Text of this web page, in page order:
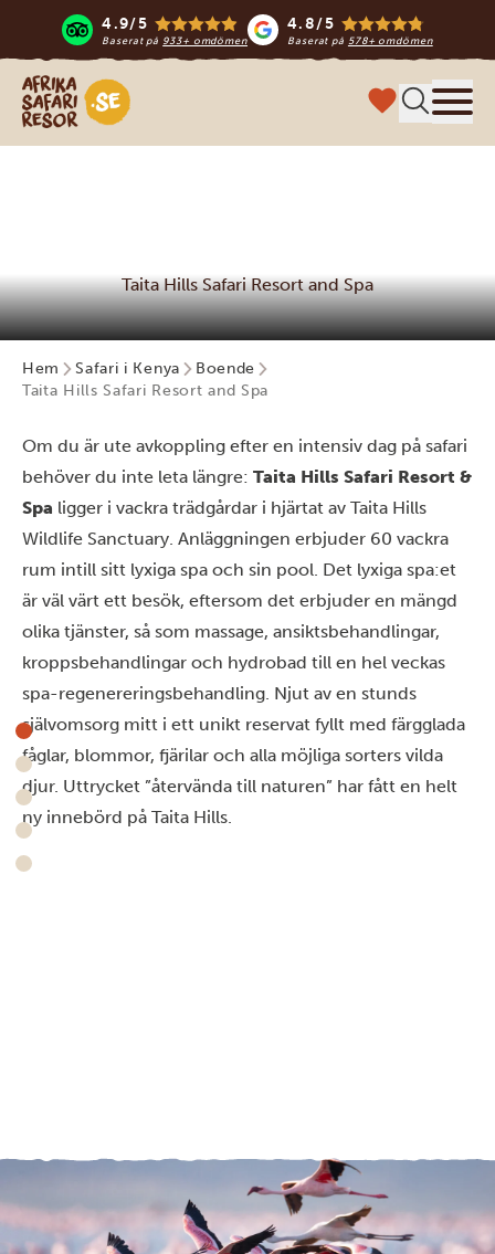
4.9/5
Baserat på 933+ omdömen
4.8/5
Baserat på 578+ omdömen
Safari-resor i Afrika
Taita Hills Safari Resort and Spa
Hem Safari i Kenya
Boende
Taita Hills Safari Resort and Spa
Om du är ute avkoppling efter en intensiv dag på safari
behöver du inte leta längre: Taita Hills Safari Resort &
Spa ligger i vackra trädgårdar i hjärtat av Taita Hills
Wildlife Sanctuary. Anläggningen erbjuder 60 vackra
rum intill sitt lyxiga spa och sin pool. Det lyxiga spa:et
är väl värt ett besök, eftersom det erbjuder en mängd
olika tjänster, så som massage, ansiktsbehandlingar,
kroppsbehandlingar och hydrobad till en hel veckas
spa-regenereringsbehandling. Njut av en stunds
självomsorg mitt i ett unikt reservat fyllt med färgglada
fåglar, blommor, fjärilar och alla möjliga sorters vilda
djur. Uttrycket ”återvända till naturen” har fått en helt
ny innebörd på Taita Hills.